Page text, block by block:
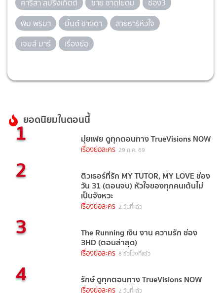
คารีสา สปริงเก็ตต์ ชาย ชาตโยดม
ช่อง3
พิม พริมา
มิ้นต์ ชาลิดา
สายธารหัวใจ
เจมส์ มาร์
เรื่องย่อ
ยอดนิยมในตอนนี้
1 มุ่ยเฟย ดูทุกตอนทาง TrueVisions NOW
เรื่องย่อละคร 29 ก.ค. 69
2 ติวเธอร์ที่รัก MY TUTOR, MY LOVE ช่อง
วัน 31 (ตอนจบ) หัวใจของทุกคนเต้นไม่
เป็นจังหวะ
เรื่องย่อละคร 2 วันที่แล้ว
3 The Running เงิน งาน ความรัก ช่อง
3HD (ตอนล่าสุด)
เรื่องย่อละคร 8 ชั่วโมงที่แล้ว
4 รักษ์ ดูทุกตอนทาง TrueVisions NOW
เรื่องย่อละคร 2 วันที่แล้ว